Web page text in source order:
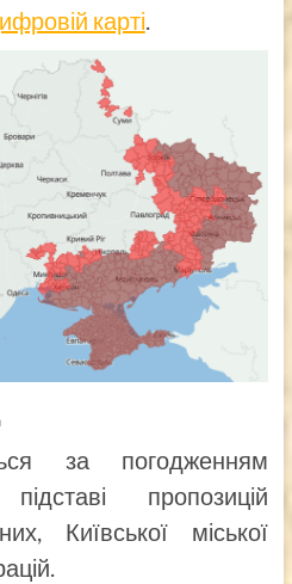
карті.
за погодженням
пропозицій
Київської міської